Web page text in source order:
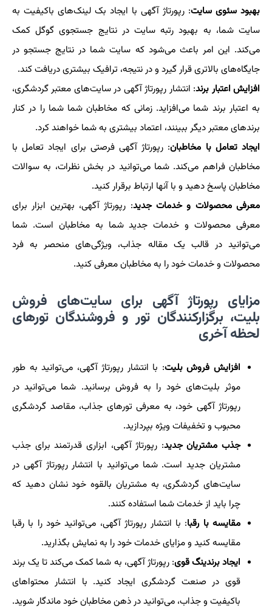
بهبود سئوی سایت: رپورتاژ آگهی با ایجاد بک لینک‌های باکیفیت به
سایت شما، به بهبود رتبه سایت در نتایج جستجوی گوگل کمک
می‌کند. این امر باعث می‌شود که سایت شما در نتایج جستجو در
جایگاه‌های بالاتری قرار گیرد و در نتیجه، ترافیک بیشتری دریافت کند.
افزایش اعتبار برند: انتشار رپورتاژ آگهی در سایت‌های معتبر گردشگری،
به اعتبار برند شما می‌افزاید. زمانی که مخاطبان شما شما را در کنار
برندهای معتبر دیگر ببینند، اعتماد بیشتری به شما خواهند کرد.
ایجاد تعامل با مخاطبان: رپورتاژ آگهی فرصتی برای ایجاد تعامل با
مخاطبان فراهم می‌کند. شما می‌توانید در بخش نظرات، به سوالات
مخاطبان پاسخ دهید و با آنها ارتباط برقرار کنید.
معرفی محصولات و خدمات جدید: رپورتاژ آگهی، بهترین ابزار برای
معرفی محصولات و خدمات جدید شما به مخاطبان است. شما
می‌توانید در قالب یک مقاله جذاب، ویژگی‌های منحصر به فرد
محصولات و خدمات خود را به مخاطبان معرفی کنید.
مزایای رپورتاژ آگهی برای سایت‌های فروش
بلیت، برگزارکنندگان تور و فروشندگان تورهای
لحظه آخری
افزایش فروش بلیت: با انتشار رپورتاژ آگهی، می‌توانید به طور
موثر بلیت‌های خود را به فروش برسانید. شما می‌توانید در
رپورتاژ آگهی خود، به معرفی تورهای جذاب، مقاصد گردشگری
محبوب و تخفیفات ویژه بپردازید.
جذب مشتریان جدید: رپورتاژ آگهی، ابزاری قدرتمند برای جذب
مشتریان جدید است. شما می‌توانید با انتشار رپورتاژ آگهی در
سایت‌های گردشگری، به مشتریان بالقوه خود نشان دهید که
چرا باید از خدمات شما استفاده کنند.
مقایسه با رقبا: با انتشار رپورتاژ آگهی، می‌توانید خود را با رقبا
مقایسه کنید و مزایای خدمات خود را به نمایش بگذارید.
ایجاد برندینگ قوی: رپورتاژ آگهی، به شما کمک می‌کند تا یک برند
قوی در صنعت گردشگری ایجاد کنید. با انتشار محتواهای
باکیفیت و جذاب، می‌توانید در ذهن مخاطبان خود ماندگار شوید.